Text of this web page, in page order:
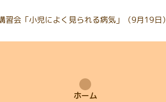
会「小児によく見られる病気」（9月19日）
ホーム